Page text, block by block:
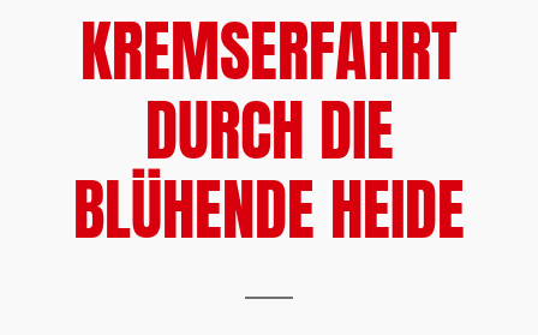
KREMSERFAHRT
DURCH DIE
BLÜHENDE HEIDE